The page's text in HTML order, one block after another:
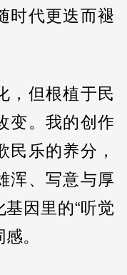
时代更迭而褪
，但根植于民
变。我的创作
民乐的养分，
浑、写意与厚
因里的“听觉
。